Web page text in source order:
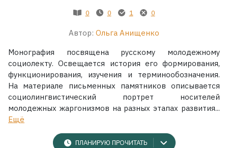
0 0 1 0
Автор: Ольга Анищенко
Монография посвящена русскому молодежному
социолекту. Освещается история его формирования,
функционирования, изучения и терминообозначения.
На материале письменных памятников описывается
социолингвистический портрет носителей
молодежных жаргонизмов на разных этапах развития...
Ещё
ПЛАНИРУЮ ПРОЧИТАТЬ